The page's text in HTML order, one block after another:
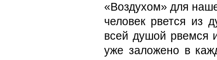
«Воздухом» для
человек рвется из
всей душой рвемся
уже заложено в